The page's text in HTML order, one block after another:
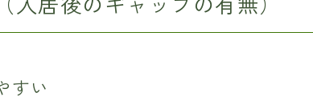
すい